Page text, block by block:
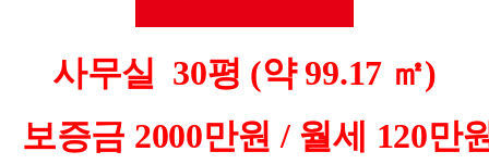
사무실 30평 (약 99.17 ㎡)
보증금 2000만원 / 월세 120만